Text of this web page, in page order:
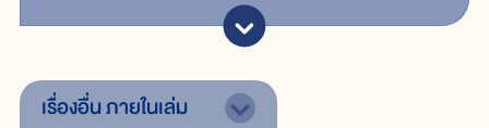
เรื่องอื่นภายในเล่ม